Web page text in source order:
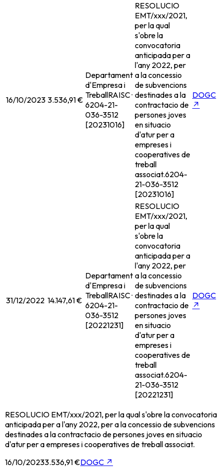
16/10/2023 3.536,91 €
Departament
d'Empresa i
TreballRAISC ·
6204-21-
036-3512
[20231016]
RESOLUCIO
EMT/xxx/2021,
per la qual
s'obre la
convocatoria
anticipada per a
l'any 2022, per
a la concessio
de subvencions
destinades a la
contractacio de
persones joves
en situacio
d'atur per a
empreses i
cooperatives de
treball
associat.6204-
21-036-3512
[20231016]
DOGC
↗
31/12/2022 14.147,61 €
Departament
d'Empresa i
TreballRAISC ·
6204-21-
036-3512
[20221231]
RESOLUCIO
EMT/xxx/2021,
per la qual
s'obre la
convocatoria
anticipada per a
l'any 2022, per
a la concessio
de subvencions
destinades a la
contractacio de
persones joves
en situacio
d'atur per a
empreses i
cooperatives de
treball
associat.6204-
21-036-3512
[20221231]
DOGC
↗
RESOLUCIO EMT/xxx/2021, per la qual s'obre la convocatoria
anticipada per a l'any 2022, per a la concessio de subvencions
destinades a la contractacio de persones joves en situacio
d'atur per a empreses i cooperatives de treball associat.
16/10/20233.536,91 €DOGC ↗